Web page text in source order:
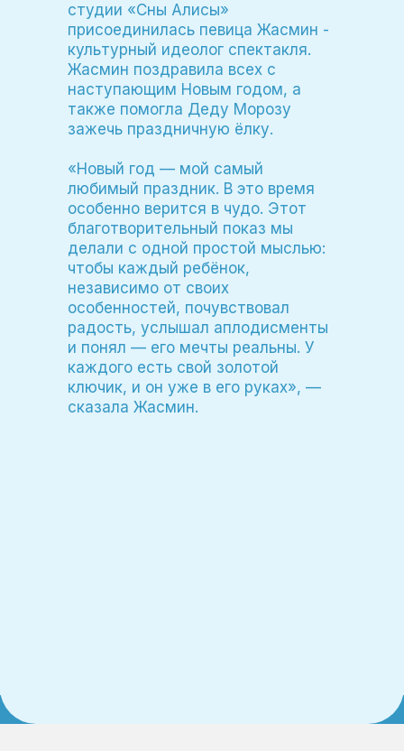
студии «Сны Алисы»
присоединилась певица Жасмин -
культурный идеолог спектакля.
Жасмин поздравила всех с
наступающим Новым годом, а
также помогла Деду Морозу
зажечь праздничную ёлку.
«Новый год — мой самый
любимый праздник. В это время
особенно верится в чудо. Этот
благотворительный показ мы
делали с одной простой мыслью:
чтобы каждый ребёнок,
независимо от своих
особенностей, почувствовал
радость, услышал аплодисменты
и понял — его мечты реальны. У
каждого есть свой золотой
ключик, и он уже в его руках», —
сказала Жасмин.